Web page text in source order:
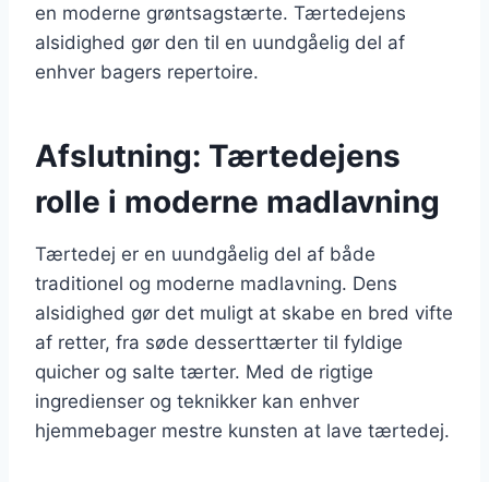
en moderne grøntsagstærte. Tærtedejens
alsidighed gør den til en uundgåelig del af
enhver bagers repertoire.
Afslutning: Tærtedejens
rolle i moderne madlavning
Tærtedej er en uundgåelig del af både
traditionel og moderne madlavning. Dens
alsidighed gør det muligt at skabe en bred vifte
af retter, fra søde desserttærter til fyldige
quicher og salte tærter. Med de rigtige
ingredienser og teknikker kan enhver
hjemmebager mestre kunsten at lave tærtedej.